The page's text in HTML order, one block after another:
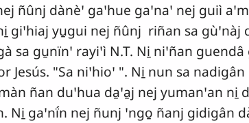
ñûnj dànèꞌ gaꞌhue gaꞌnaꞌ nej guiì
giꞌhiaj yu̱gui nej ñûnj riñan sa gùꞌnàj
sa gu̱nïnꞌ rayiꞌì N.T. Ni̱ niꞌñan guendâ
Jesús. "Sa niꞌhioꞌ ". Ni̱ nun sa
ñan duꞌhua da̱ꞌa̱j nej yumanꞌan ni̱
Ni̱ gaꞌnḯn nej ñunj ꞌngo̱ ñanj gidigân